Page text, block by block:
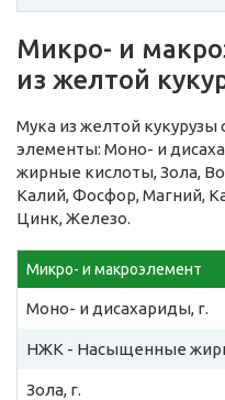
Микро- и
из желтой
Мука из желтой
элементы: Моно- и
жирные кислоты, Зола,
Калий, Фосфор, Магний,
Цинк, Железо.
Микро- и макроэлемент
Моно- и дисахариды, г.
НЖК - Насыщенные
Зола, г.